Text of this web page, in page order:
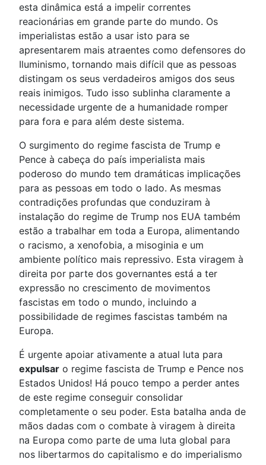
esta dinâmica está a impelir correntes
reacionárias em grande parte do mundo. Os
imperialistas estão a usar isto para se
apresentarem mais atraentes como defensores do
Iluminismo, tornando mais difícil que as pessoas
distingam os seus verdadeiros amigos dos seus
reais inimigos. Tudo isso sublinha claramente a
necessidade urgente de a humanidade romper
para fora e para além deste sistema.
O surgimento do regime fascista de Trump e
Pence à cabeça do país imperialista mais
poderoso do mundo tem dramáticas implicações
para as pessoas em todo o lado. As mesmas
contradições profundas que conduziram à
instalação do regime de Trump nos EUA também
estão a trabalhar em toda a Europa, alimentando
o racismo, a xenofobia, a misoginia e um
ambiente político mais repressivo. Esta viragem à
direita por parte dos governantes está a ter
expressão no crescimento de movimentos
fascistas em todo o mundo, incluindo a
possibilidade de regimes fascistas também na
Europa.
É urgente apoiar ativamente a atual luta para
expulsar o regime fascista de Trump e Pence nos
Estados Unidos! Há pouco tempo a perder antes
de este regime conseguir consolidar
completamente o seu poder. Esta batalha anda de
mãos dadas com o combate à viragem à direita
na Europa como parte de uma luta global para
nos libertarmos do capitalismo e do imperialismo